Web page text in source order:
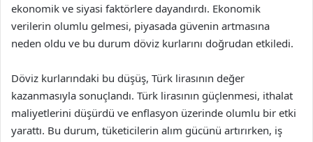
ekonomik ve siyasi faktörlere dayandırdı. Ekonomik
verilerin olumlu gelmesi, piyasada güvenin artmasına
neden oldu ve bu durum döviz kurlarını doğrudan etkiledi.
Döviz kurlarındaki bu düşüş, Türk lirasının değer
kazanmasıyla sonuçlandı. Türk lirasının güçlenmesi, ithalat
maliyetlerini düşürdü ve enflasyon üzerinde olumlu bir etki
yarattı. Bu durum, tüketicilerin alım gücünü artırırken, iş